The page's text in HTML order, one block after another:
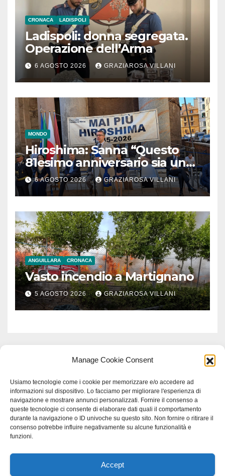
Manage Cookie Consent
Usiamo tecnologie come i cookie per memorizzare e/o accedere ad
informazioni sul dispositivo. Lo facciamo per migliorare l'esperienza di
navigazione e mostrare annunci personalizzati. Fornire il consenso a
queste tecnologie ci consente di elaborare dati quali il comportamento
durante la navigazione o ID univoche su questo sito. Non fornire o ritirare il
consenso potrebbe influire negativamente su alcune funzionalità e
funzioni.
Accept
CRONACA LADISPOLI
Ladispoli: donna segregata.
Operazione dell’Arma
6 AGOSTO 2026 GRAZIAROSA VILLANI
MONDO
Hiroshima: Sanna “Questo
81esimo anniversario sia un
monito per tutti”
6 AGOSTO 2026 GRAZIAROSA VILLANI
ANGUILLARA CRONACA
Vasto incendio a Martignano
5 AGOSTO 2026 GRAZIAROSA VILLANI
Proudly powered by WordPress|Tema: Newspaperex di